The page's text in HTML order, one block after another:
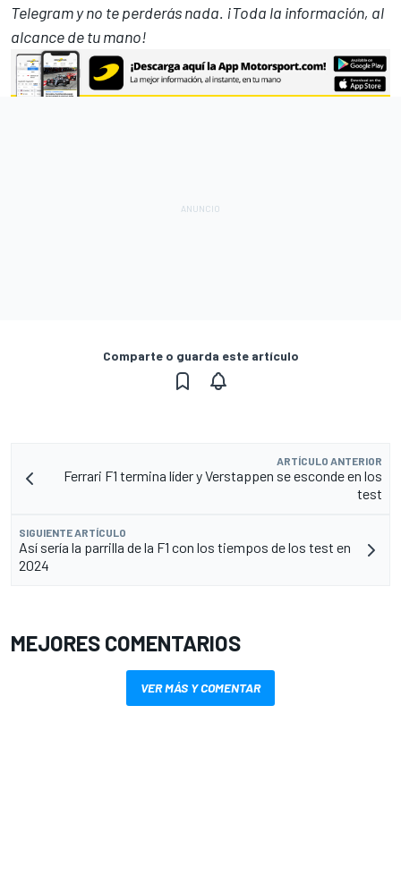
Telegramy no te perderás nada. ¡Toda la información, al
alcance de tu mano!
Comparte o guarda este artículo
ARTÍCULO ANTERIOR
Ferrari F1 termina líder y Verstappen se esconde en los
test
SIGUIENTE ARTÍCULO
Así sería la parrilla de la F1 con los tiempos de los test en
2024
MEJORES COMENTARIOS
VER MÁS Y COMENTAR